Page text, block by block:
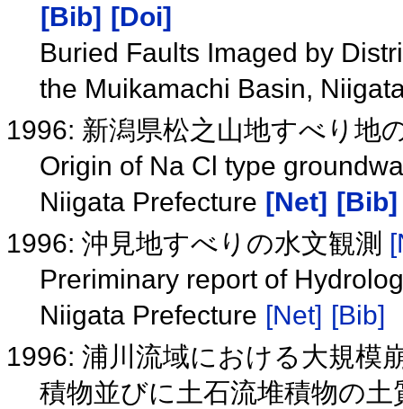
[Bib] [Doi]
Buried Faults Imaged by
the Muikamachi Basin,
1996: 新潟県松之山地すべり地
Origin of Na Cl type
Niigata Prefecture [Net] [Bib]
1996: 沖見地すべりの水文観測
Preriminary report of
Niigata Prefecture [Net] [Bib]
1996: 浦川流域における大規模
積物並びに土石流堆積物の